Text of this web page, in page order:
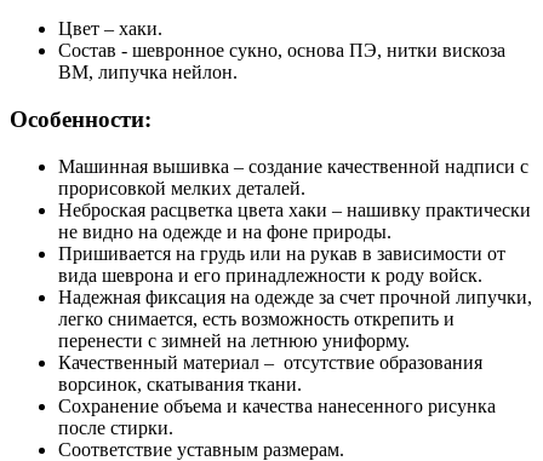
Цвет – хаки.
Состав - шевронное сукно, основа ПЭ, нитки вискоза
ВМ, липучка нейлон.
Особенности:
Машинная вышивка – создание качественной надписи с
прорисовкой мелких деталей.
Неброская расцветка цвета хаки – нашивку практически
не видно на одежде и на фоне природы.
Пришивается на грудь или на рукав в зависимости от
вида шеврона и его принадлежности к роду войск.
Надежная фиксация на одежде за счет прочной липучки,
легко снимается, есть возможность открепить и
перенести с зимней на летнюю униформу.
Качественный материал – отсутствие образования
ворсинок, скатывания ткани.
Сохранение объема и качества нанесенного рисунка
после стирки.
Соответствие уставным размерам.